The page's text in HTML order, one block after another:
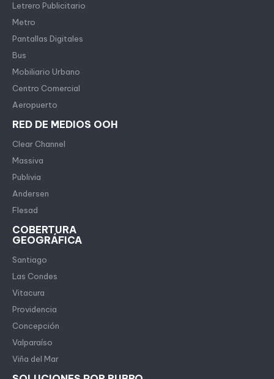
Letrero Publicitario
Metro
Pantallas Digitales
Bus
Mobiliario Urbano
Centro Comercial
Aeropuerto
RED DE MEDIOS OOH
Clear Channel
Massiva
Publivia
Andersen
Flesad
COBERTURA
GEOGRÁFICA
Santiago
Las Condes
Vitacura
Providencia
Concepción
Valparaíso
Viña del Mar